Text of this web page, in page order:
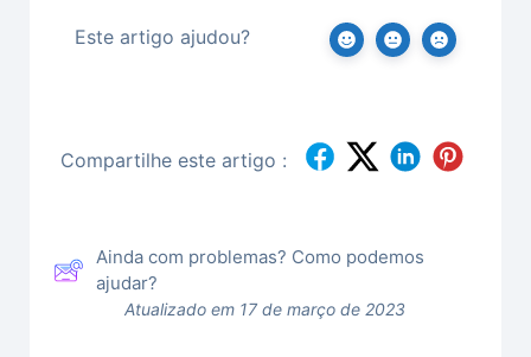
Este artigo ajudou?
Compartilhe este artigo :
Ainda com problemas? Como podemos
ajudar?
Atualizado em 17 de março de 2023